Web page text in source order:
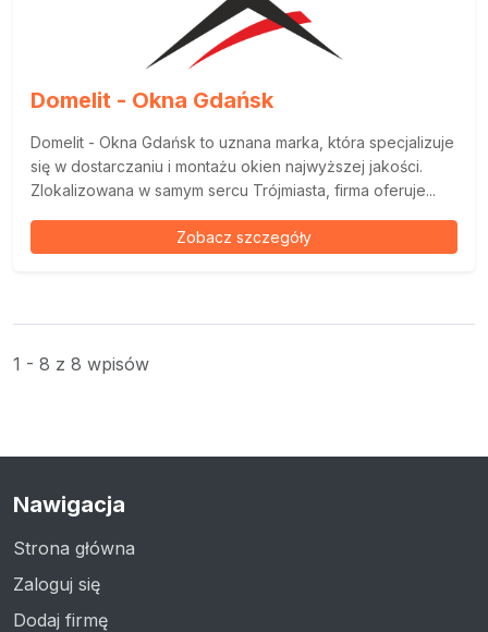
Domelit - Okna Gdańsk
Domelit - Okna Gdańsk to uznana marka, która specjalizuje
się w dostarczaniu i montażu okien najwyższej jakości.
Zlokalizowana w samym sercu Trójmiasta, firma oferuje...
Zobacz szczegóły
1 - 8 z 8 wpisów
Nawigacja
Strona główna
Zaloguj się
Dodaj firmę